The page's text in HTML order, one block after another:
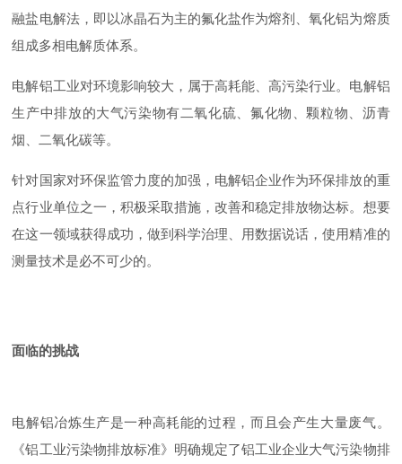
融盐电解法，即以冰晶石为主的氟化盐作为熔剂、氧化铝为熔质
组成多相电解质体系。
电解铝工业对环境影响较大，属于高耗能、高污染行业。电解铝
生产中排放的大气污染物有二氧化硫、氟化物、颗粒物、 沥青
烟 、二氧化碳等。
针对国家对环保监管力度的加强，电解铝企业作为环保排放的重
点行业单位之一，积极采取措施，改善和稳定排放物达标。想要
在这一领域获得成功，做到科学治理、用数据说话，使用精准的
测量技术是必不可少的。
面临的挑战
电解铝冶炼生产是一种高耗能的过程，而且会产生大量废气。
《铝工业污染物排放标准》明确规定了铝工业企业大气污染物排